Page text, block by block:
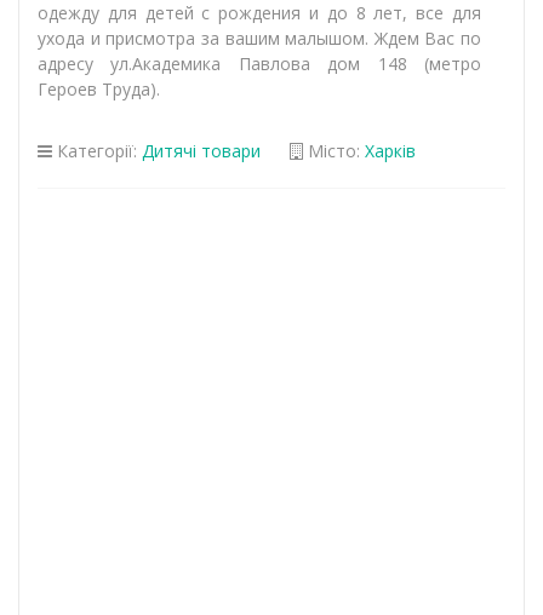
одежду для детей с рождения и до 8 лет, все для
ухода и присмотра за вашим малышом. Ждем Вас по
адресу ул.Академика Павлова дом 148 (метро
Героев Труда).
Категорії: Дитячі товари Місто: Харків